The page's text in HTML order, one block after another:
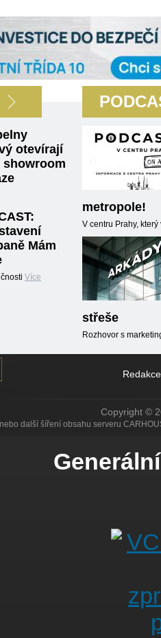
otevírají
showroom
Mám
Více
metropole!
V centru Prahy,
střeše
Rozhovor s
Redakce
Copyright ©
další šíření obsahu serveru